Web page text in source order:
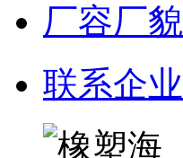
厂容厂貌
联系企业